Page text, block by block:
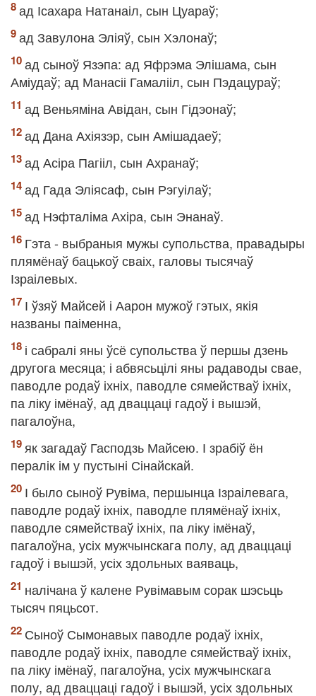
ад Ісахара Натанаіл, сын Цуараў;
ад Завулона Эліяў, сын Хэлонаў;
ад сыноў Язэпа: ад Яфрэма Элішама, сын
Аміудаў; ад Манасіі Гамалііл, сын Пэдацураў;
ад Веньяміна Авідан, сын Гідэонаў;
ад Дана Ахіязэр, сын Амішадаеў;
ад Асіра Пагііл, сын Ахранаў;
ад Гада Эліясаф, сын Рэгуілаў;
ад Нэфталіма Ахіра, сын Энанаў.
Гэта - выбраныя мужы супольства, правадыры
плямёнаў бацькоў сваіх, галовы тысячаў
Ізраілевых.
І ўзяў Майсей і Аарон мужоў гэтых, якія
названы паіменна,
і сабралі яны ўсё супольства ў першы дзень
другога месяца; і абвясьцілі яны радаводы свае,
паводле родаў іхніх, паводле сямействаў іхніх,
па ліку імёнаў, ад дваццаці гадоў і вышэй,
пагалоўна,
як загадаў Гасподзь Майсею. І зрабіў ён
пералік ім у пустыні Сінайскай.
І было сыноў Рувіма, першынца Ізраілевага,
паводле родаў іхніх, паводле плямёнаў іхніх,
паводле сямействаў іхніх, па ліку імёнаў,
пагалоўна, усіх мужчынскага полу, ад дваццаці
гадоў і вышэй, усіх здольных ваяваць,
налічана ў калене Рувімавым сорак шэсьць
тысяч пяцьсот.
Сыноў Сымонавых паводле родаў іхніх,
паводле родаў іхніх, паводле сямействаў іхніх,
па ліку імёнаў, пагалоўна, усіх мужчынскага
полу, ад дваццаці гадоў і вышэй, усіх здольных